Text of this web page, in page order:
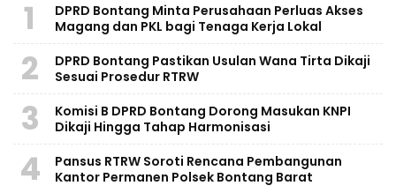
1
DPRD Bontang Minta Perusahaan Perluas Akses
Magang dan PKL bagi Tenaga Kerja Lokal
2
DPRD Bontang Pastikan Usulan Wana Tirta Dikaji
Sesuai Prosedur RTRW
3
Komisi B DPRD Bontang Dorong Masukan KNPI
Dikaji Hingga Tahap Harmonisasi
4
Pansus RTRW Soroti Rencana Pembangunan
Kantor Permanen Polsek Bontang Barat